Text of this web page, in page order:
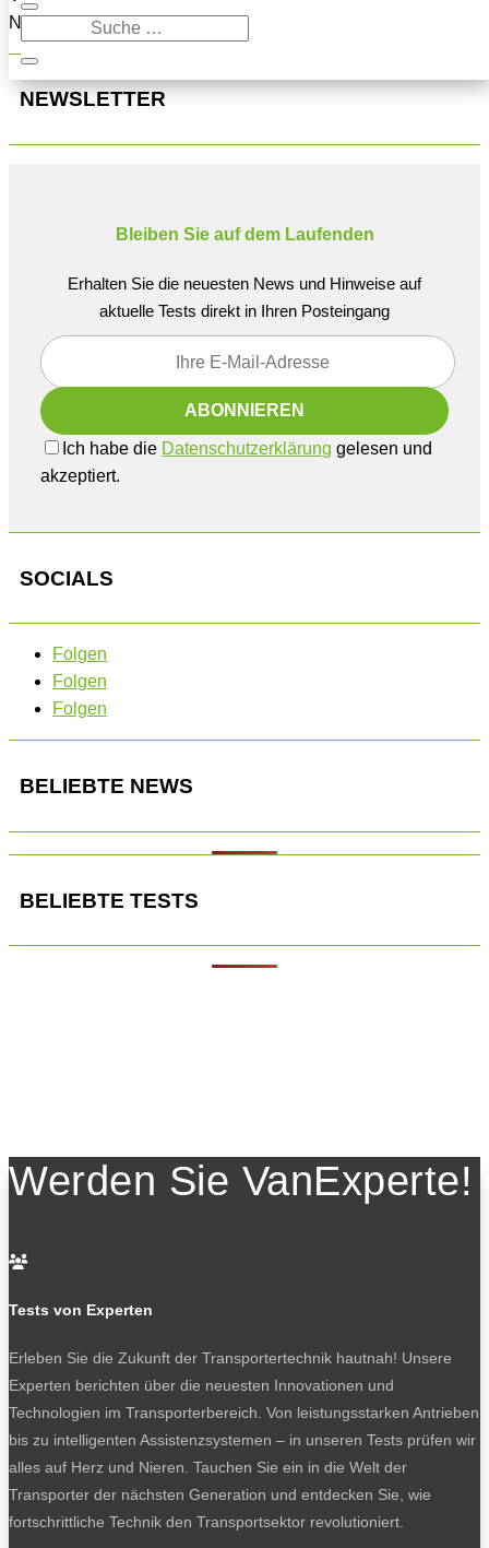
Navigation oben, um den Beitrag zu finden.
NEWSLETTER
Bleiben Sie auf dem Laufenden
Erhalten Sie die neuesten News und Hinweise auf
aktuelle Tests direkt in Ihren Posteingang
Ich habe die Datenschutzerklärung gelesen und
akzeptiert.
SOCIALS
Folgen
Folgen
Folgen
BELIEBTE NEWS
BELIEBTE TESTS
Werden Sie VanExperte!

Tests von Experten
Erleben Sie die Zukunft der Transportertechnik hautnah! Unsere
Experten berichten über die neuesten Innovationen und
Technologien im Transporterbereich. Von leistungsstarken Antrieben
bis zu intelligenten Assistenzsystemen – in unseren Tests prüfen wir
alles auf Herz und Nieren. Tauchen Sie ein in die Welt der
Transporter der nächsten Generation und entdecken Sie, wie
fortschrittliche Technik den Transportsektor revolutioniert.